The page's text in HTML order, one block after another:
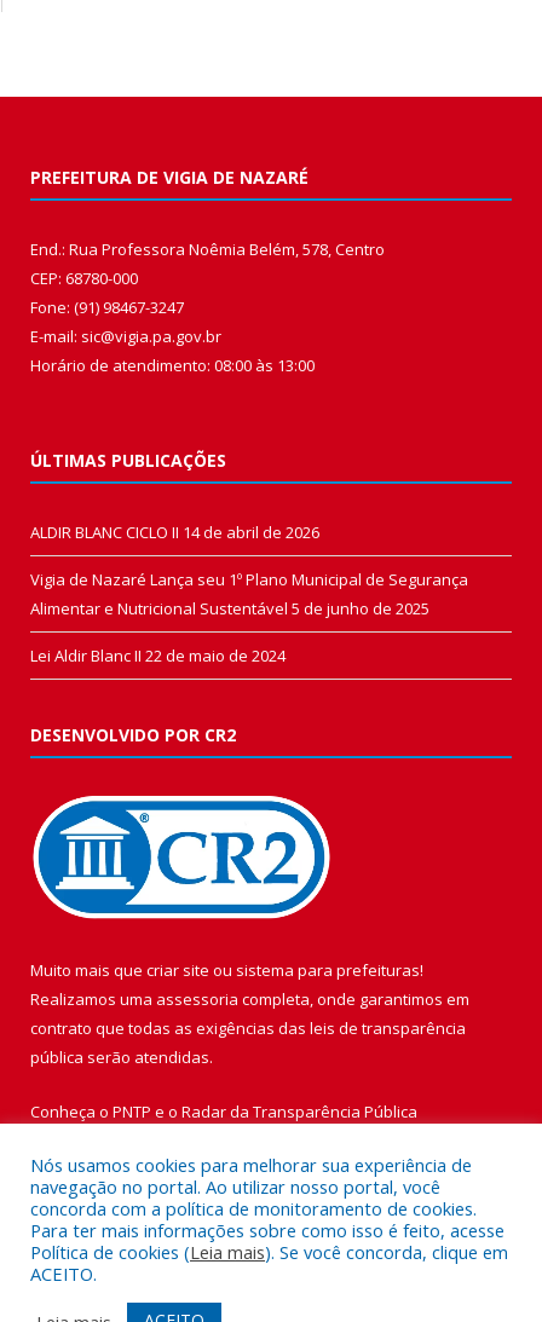
PREFEITURA DE VIGIA DE NAZARÉ
End.: Rua Professora Noêmia Belém, 578, Centro
CEP: 68780-000
Fone: (91) 98467-3247
E-mail: sic@vigia.pa.gov.br
Horário de atendimento: 08:00 às 13:00
ÚLTIMAS PUBLICAÇÕES
ALDIR BLANC CICLO II 14 de abril de 2026
Vigia de Nazaré Lança seu 1º Plano Municipal de Segurança
Alimentar e Nutricional Sustentável 5 de junho de 2025
Lei Aldir Blanc II 22 de maio de 2024
DESENVOLVIDO POR CR2
Muito mais que criar site ou sistema para prefeituras!
Realizamos uma assessoria completa, onde garantimos em
contrato que todas as exigências das leis de transparência
pública serão atendidas.
Conheça o PNTP e o Radar da Transparência Pública
Todos os direitos reservados a Prefeitura Municipal de Vigia de
Nazaré.
Nós usamos cookies para melhorar sua experiência de
navegação no portal. Ao utilizar nosso portal, você
concorda com a política de monitoramento de cookies.
Para ter mais informações sobre como isso é feito, acesse
Política de cookies (Leia mais). Se você concorda, clique em
ACEITO.